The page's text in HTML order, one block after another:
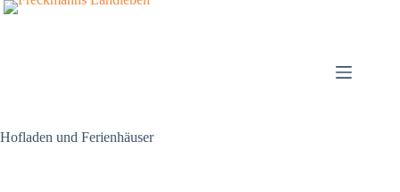
Zum
Hofladen und Ferienhäuser